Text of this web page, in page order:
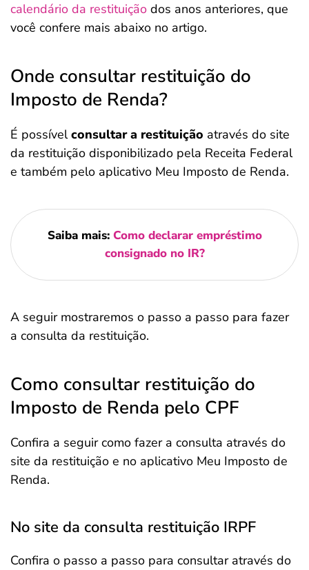
calendário da restituição dos anos anteriores, que
você confere mais abaixo no artigo.
Onde consultar restituição do
Imposto de Renda?
É possívelconsultar a restituição através do site
da restituição disponibilizado pela Receita Federal
e também pelo aplicativo Meu Imposto de Renda.
Saiba mais: Como declarar empréstimo
consignado no IR?
A seguir mostraremos o passo a passo para fazer
a consulta da restituição.
Como consultar restituição do
Imposto de Renda pelo CPF
Confira a seguir como fazer a consulta através do
site da restituição e no aplicativo Meu Imposto de
Renda.
No site da consulta restituição IRPF
Confira o passo a passo para consultar através do